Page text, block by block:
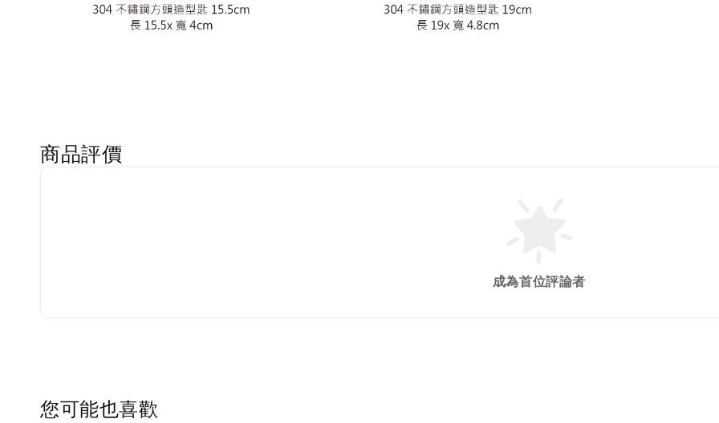
商品評價
成為首位評論者
您可能也喜歡